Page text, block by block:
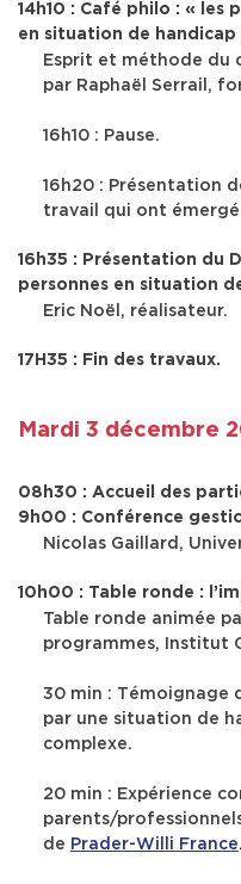
14h10 : Café philo : « les
en situation de
Esprit et méthode du
par Raphaël Serrail ,
16h10 : Pause.
16h20 : Présentation
travail qui ont
16h35 : Présentation du
personnes en situation
Eric Noël , réalisateur.
17H35 : Fin des travaux.
Mardi 3 décembre
08h30 : Accueil des
9h00 : Conférence
Nicolas Gaillard,
10h00 : Table ronde :
Table ronde animée
programmes, Institut
30 min : Témoignage
par une situation de
complexe.
20 min : Expérience
parents/
de Prader-Willi France.